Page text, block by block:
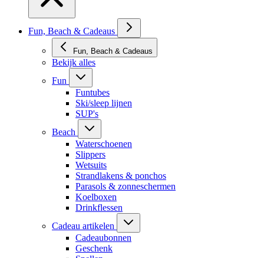
Fun, Beach & Cadeaus
Fun, Beach & Cadeaus
Bekijk alles
Fun
Funtubes
Ski/sleep lijnen
SUP's
Beach
Waterschoenen
Slippers
Wetsuits
Strandlakens & ponchos
Parasols & zonneschermen
Koelboxen
Drinkflessen
Cadeau artikelen
Cadeaubonnen
Geschenk